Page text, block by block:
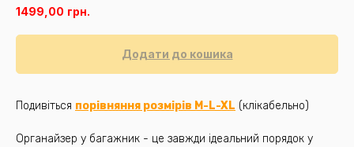
1499,00 грн.
Додати до кошика
Подивіться порівняння розмірів M-L-XL (клікабельно)
Органайзер у багажник - це завжди ідеальний порядок у